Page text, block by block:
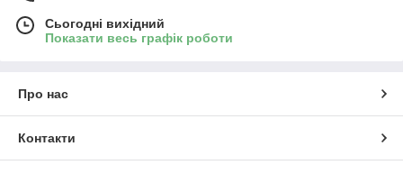
Сьогодні вихідний
Показати весь графік роботи
Про нас
Контакти